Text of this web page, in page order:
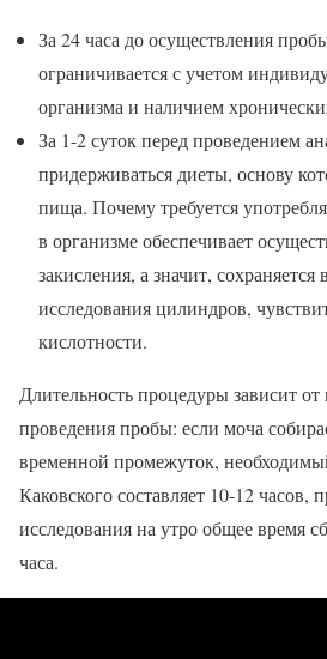
За 24 часа до осуществления
ограничивается с учетом
организма и наличием
За 1-2 суток перед проведением
придерживаться диеты, основу
пища. Почему требуется
в организме обеспечивает
закисления, а значит, сохраняется
исследования цилиндров,
кислотности.
Длительность процедуры зависит от
проведения пробы: если моча
временной промежуток,
Каковского составляет 10-12 часов,
исследования на утро общее время
часа.